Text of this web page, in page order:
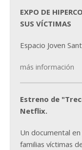
EXPO DE
SUS VÍCTIMAS
Espacio Joven
más información
Estreno de
Netflix.
Un documental
familias víctimas